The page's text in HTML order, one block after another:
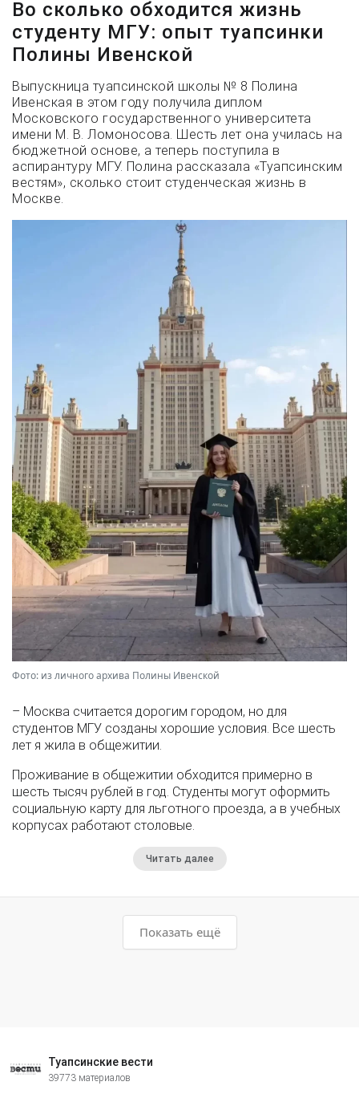
Во сколько обходится жизнь
студенту МГУ: опыт туапсинки
Полины Ивенской
Выпускница туапсинской школы № 8 Полина
Ивенская в этом году получила диплом
Московского государственного университета
имени М. В. Ломоносова. Шесть лет она училась на
бюджетной основе, а теперь поступила в
аспирантуру МГУ. Полина рассказала «Туапсинским
вестям», сколько стоит студенческая жизнь в
Москве.
Фото: из личного архива Полины Ивенской
– Москва считается дорогим городом, но для
студентов МГУ созданы хорошие условия. Все шесть
лет я жила в общежитии.
Проживание в общежитии обходится примерно в
шесть тысяч рублей в год. Студенты могут оформить
социальную карту для льготного проезда, а в учебных
корпусах работают столовые.
Читать далее
Показать ещё
Туапсинские вести
39773 материалов